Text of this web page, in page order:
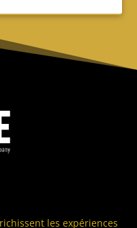
les expériences